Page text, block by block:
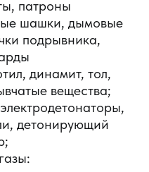
патроны
шашки, дымовые
подрывника,
динамит, тол,
вещества;
детонирующий